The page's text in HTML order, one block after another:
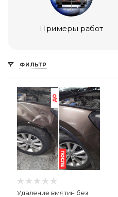
Примеры работ
ФИЛЬТР
Удаление вмятин без